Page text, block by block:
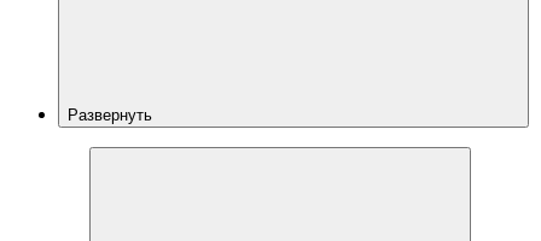
Развернуть